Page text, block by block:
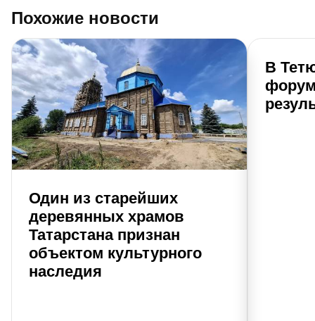
Похожие новости
Один из старейших
деревянных храмов
Татарстана признан
объектом культурного
наследия
В